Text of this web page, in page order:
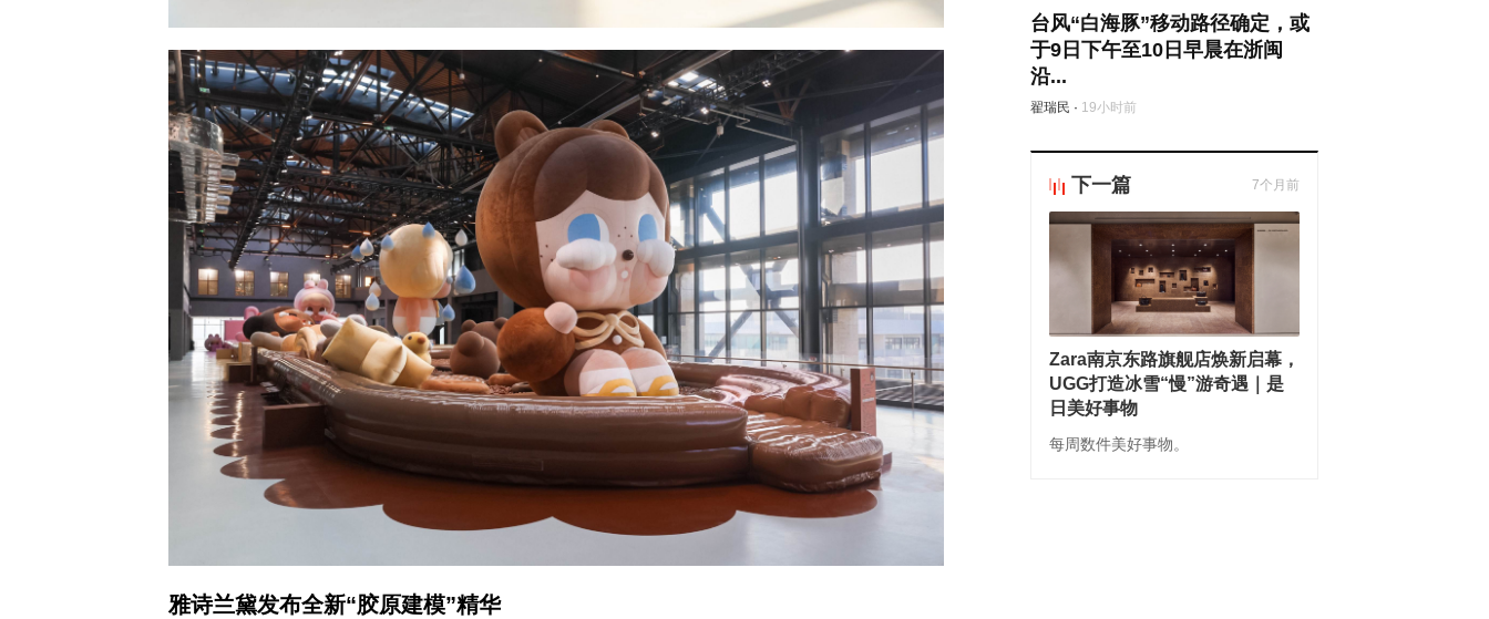
雅诗兰黛发布全新“胶原建模”精华
台风“白海豚”移动路径确定，或
于9日下午至10日早晨在浙闽
沿...
翟瑞民 · 19小时前
下一篇 7个月前
Zara南京东路旗舰店焕新启幕，
UGG打造冰雪“慢”游奇遇｜是
日美好事物
每周数件美好事物。